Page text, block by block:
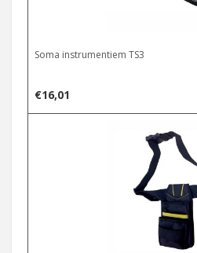
Soma instrumentiem TS3
€16,01